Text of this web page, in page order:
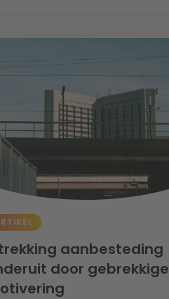
aanbesteding
door gebrekkige